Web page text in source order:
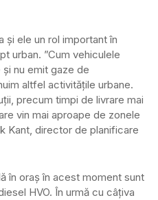
și ele un rol important în
urban. ”Cum vehiculele
nu emit gaze de
altfel activitățile urbane.
precum timpi de livrare mai
vin mai aproape de zonele
Kant, director de planificare
în oraș în acest moment sunt
HVO. În urmă cu câțiva